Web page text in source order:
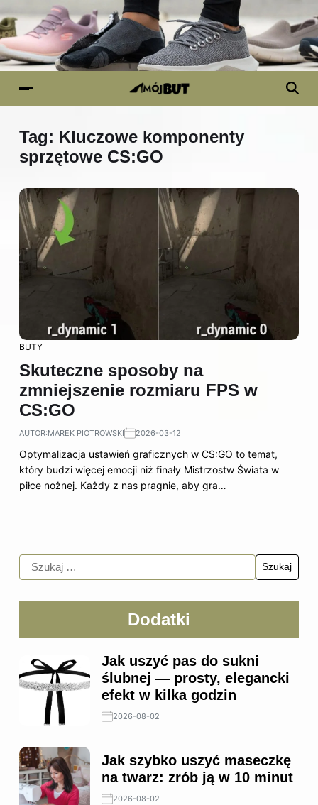
Tag: Kluczowe komponenty
sprzętowe CS:GO
BUTY
Skuteczne sposoby na
zmniejszenie rozmiaru FPS w
CS:GO
AUTOR:MAREK PIOTROWSKI 2026-03-12
Optymalizacja ustawień graficznych w CS:GO to temat,
który budzi więcej emocji niż finały Mistrzostw Świata w
piłce nożnej. Każdy z nas pragnie, aby gra…
Dodatki
Jak uszyć pas do sukni
ślubnej — prosty, elegancki
efekt w kilka godzin
2026-08-02
Jak szybko uszyć maseczkę
na twarz: zrób ją w 10 minut
2026-08-02